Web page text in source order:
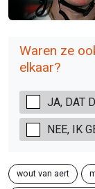
Waren ze
elkaar?
JA, DAT
NEE, IK
wout van aert